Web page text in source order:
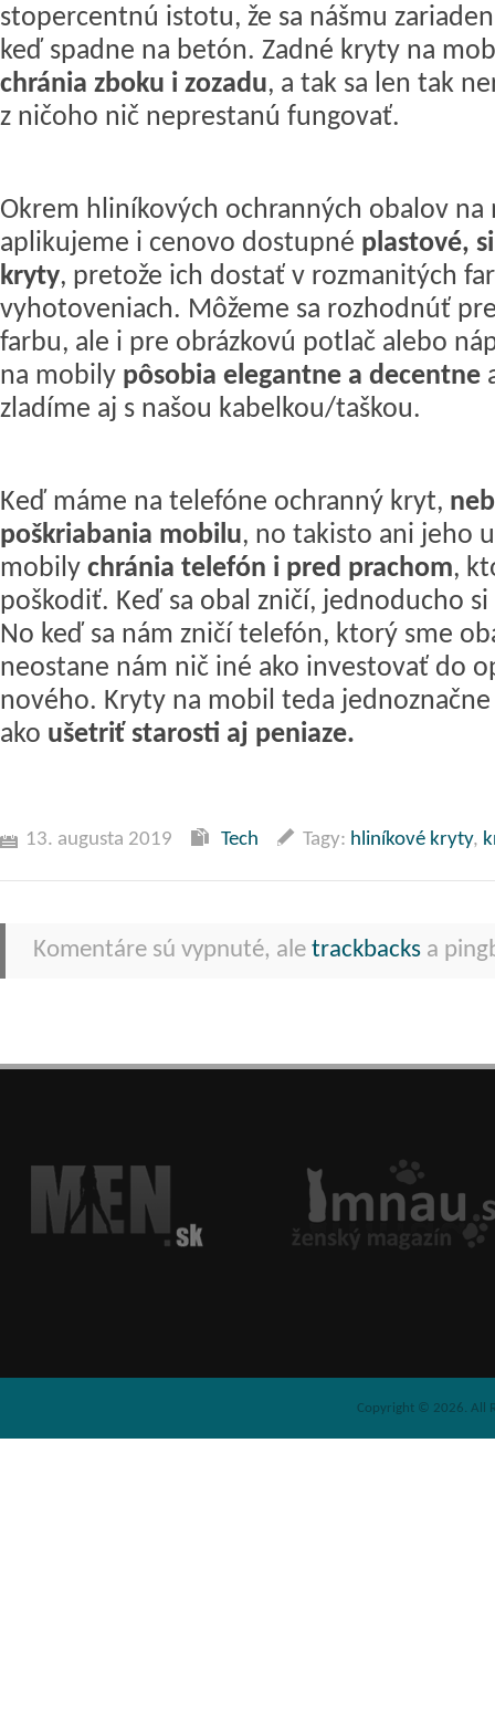
stopercentnú istotu, že sa nášmu
keď spadne na betón. Zadné kryty na
chránia zboku i zozadu, a tak sa len tak
z ničoho nič neprestanú fungovať.
Okrem hliníkových ochranných obalov
aplikujeme i cenovo dostupné plastové,
kryty, pretože ich dostať v rozmanitých
vyhotoveniach. Môžeme sa rozhodnúť
farbu, ale i pre obrázkovú potlač alebo
na mobily pôsobia elegantne a decentne
zladíme aj s našou kabelkou/taškou.
Keď máme na telefóne ochranný kryt,
poškriabania mobilu, no takisto ani jeho
mobily chránia telefón i pred prachom,
poškodiť. Keď sa obal zničí, jednoducho
No keď sa nám zničí telefón, ktorý sme
neostane nám nič iné ako investovať do
nového. Kryty na mobil teda
ako ušetriť starosti aj peniaze.
13. augusta 2019 Tech Tagy: hliníkové kryty,
Komentáre sú vypnuté, ale trackbacks a
Copyright © 2026. All